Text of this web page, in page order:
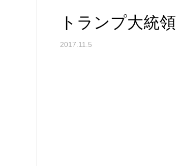
トランプ大統
2017.11.5